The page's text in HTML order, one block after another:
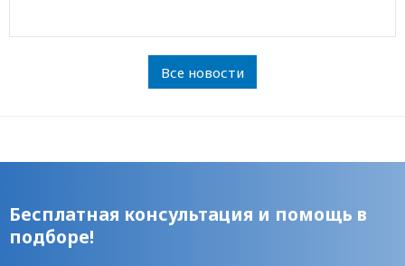
Все новости
Бесплатная консультация и помощь в
подборе!